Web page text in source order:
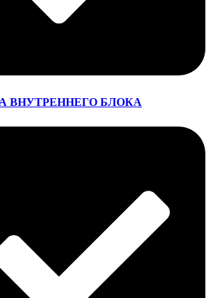
ВНУТРЕННЕГО БЛОКА